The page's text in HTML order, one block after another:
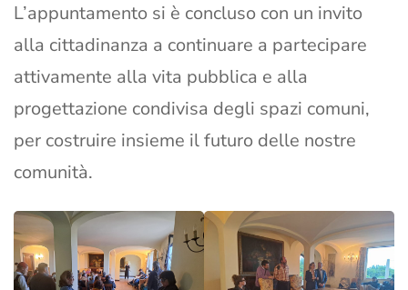
L’appuntamento si è concluso con un invito
alla cittadinanza a continuare a partecipare
attivamente alla vita pubblica e alla
progettazione condivisa degli spazi comuni,
per costruire insieme il futuro delle nostre
comunità.